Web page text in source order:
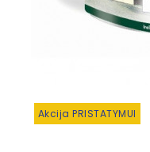
Akcija PRISTATYMUI